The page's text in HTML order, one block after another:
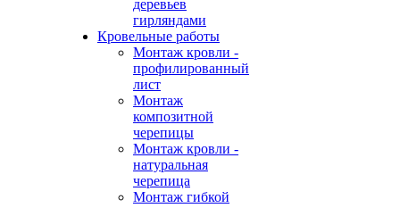
деревьев
гирляндами
Кровельные работы
Монтаж кровли -
профилированный
лист
Монтаж
композитной
черепицы
Монтаж кровли -
натуральная
черепица
Монтаж гибкой